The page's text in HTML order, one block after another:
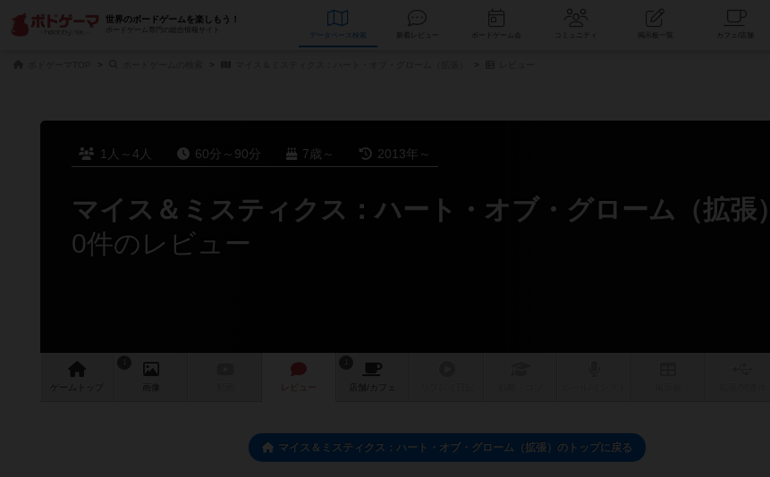
世界のボードゲームを楽しもう！
ボードゲーム専門の総合情報サイト
データベース コミュニティ
1人～4人 60分～90分 7歳～ 2013年～
マイス＆ミスティクス：ハート・オブ・グローム（拡張）
0件のレビュー
ゲーム 画像 レビュー 店舗/ カフェ
マイス＆ミスティクス：ハート・オブ・グローム（拡張）のトップに戻る